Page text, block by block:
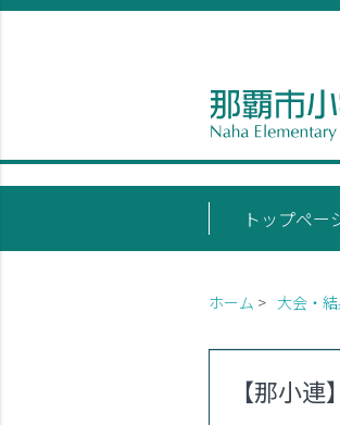
トップペー
ホーム > 大会・
【那小